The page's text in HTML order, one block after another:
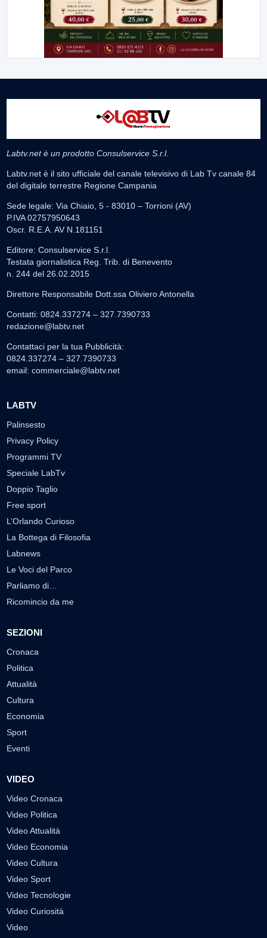
Labtv.net è un prodotto Consulservice S.r.l.
Labtv.net è il sito ufficiale del canale televisivo di Lab Tv canale 84
del digitale terrestre Regione Campania
Sede legale: Via Chiaio, 5 - 83010 – Torrioni (AV)
P.IVA 02757950643
Oscr. R.E.A. AV N.181151
Editore: Consulservice S.r.l.
Testata giornalistica Reg. Trib. di Benevento
n. 244 del 26.02.2015
Direttore Responsabile Dott.ssa Oliviero Antonella
Contatti: 0824.337274 – 327.7390733
redazione@labtv.net
Contattaci per la tua Pubblicità:
0824.337274 – 327.7390733
email: commerciale@labtv.net
LABTV
Palinsesto
Privacy Policy
Programmi TV
Speciale LabTv
Doppio Taglio
Free sport
L’Orlando Curioso
La Bottega di Filosofia
Labnews
Le Voci del Parco
Parliamo di…
Ricomincio da me
SEZIONI
Cronaca
Politica
Attualità
Cultura
Economia
Sport
Eventi
VIDEO
Video Cronaca
Video Politica
Video Attualità
Video Economia
Video Cultura
Video Sport
Video Tecnologie
Video Curiosità
Video